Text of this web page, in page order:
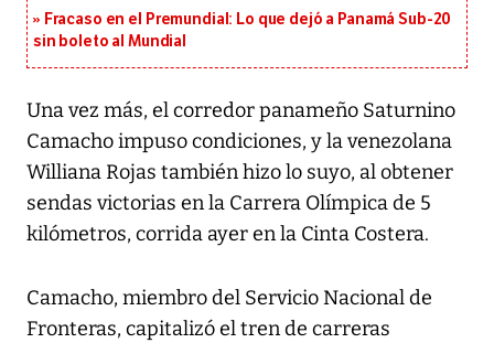
Fracaso en el Premundial: Lo que dejó a Panamá Sub-20
sin boleto al Mundial
Una vez más, el corredor panameño Saturnino
Camacho impuso condiciones, y la venezolana
Williana Rojas también hizo lo suyo, al obtener
sendas victorias en la Carrera Olímpica de 5
kilómetros, corrida ayer en la Cinta Costera.
Camacho, miembro del Servicio Nacional de
Fronteras, capitalizó el tren de carreras